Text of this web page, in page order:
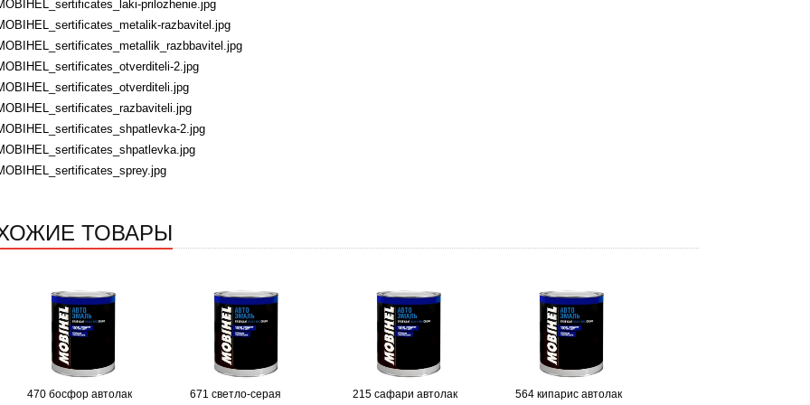
prilozhenie.jpg
razbavitel.jpg
2.jpg
2.jpg
ТОВАРЫ
470 босфор автолак
671 светло-серая
215 сафари автолак
564 кипарис автолак